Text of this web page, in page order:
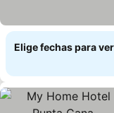
Elige fechas para